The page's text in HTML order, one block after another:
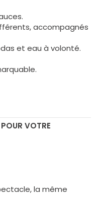
accompagnés
et eau à volonté.
VOTRE
la même